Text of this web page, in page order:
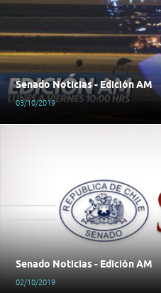
Senado Noticias - Edición AM
03/10/2019
Senado Noticias - Edición AM
02/10/2019